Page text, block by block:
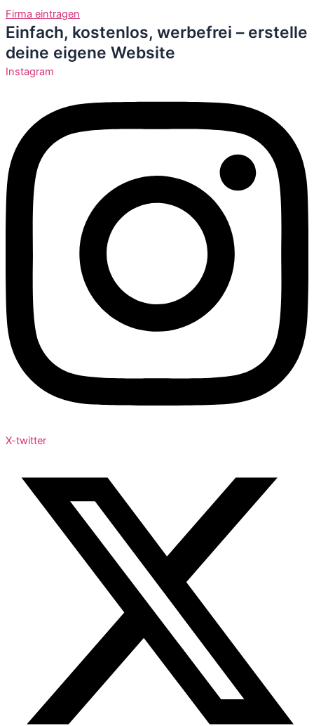
Zum
Inhalt
springen
Firma eintragen
Einfach, kostenlos, werbefrei – erstelle
deine eigene Website
Instagram
X-twitter